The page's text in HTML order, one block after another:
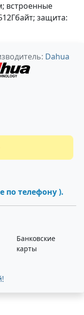
встроенные
защита:
Dahua
цену
по телефону ).
Банковские
карты